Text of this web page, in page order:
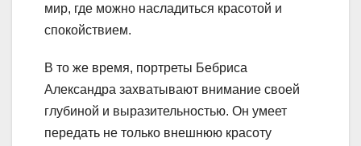
мир, где можно насладиться красотой и
спокойствием.
В то же время, портреты Бебриса
Александра захватывают внимание своей
глубиной и выразительностью. Он умеет
передать не только внешнюю красоту